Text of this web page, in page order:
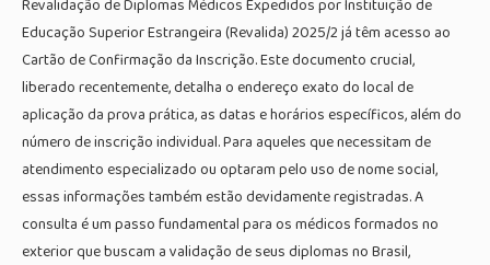
Revalidação de Diplomas Médicos Expedidos por Instituição de
Educação Superior Estrangeira (Revalida) 2025/2 já têm acesso ao
Cartão de Confirmação da Inscrição. Este documento crucial,
liberado recentemente, detalha o endereço exato do local de
aplicação da prova prática, as datas e horários específicos, além do
número de inscrição individual. Para aqueles que necessitam de
atendimento especializado ou optaram pelo uso de nome social,
essas informações também estão devidamente registradas. A
consulta é um passo fundamental para os médicos formados no
exterior que buscam a validação de seus diplomas no Brasil,